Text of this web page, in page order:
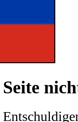
Seite